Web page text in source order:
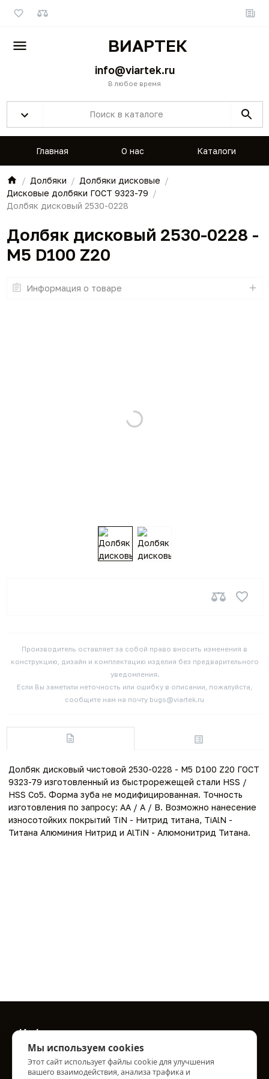
ВИАРТЕК
info@viartek.ru
В любое время
Главная О нас Каталоги
Долбяки
Долбяки дисковые
Дисковые долбяки ГОСТ 9323-79
Долбяк дисковый 2530-0228
Долбяк дисковый 2530-0228 -
M5 D100 Z20
Информация о товаре
Производитель оставляет за собой право вносить изменения в
конструкцию, дизайн и комплектацию изделия без предварительного
уведомления.
Если Вы заметили неточность или ошибку в описании, пожалуйста,
сообщите нам на почту bugs@viartek.ru
Долбяк дисковый чистовой 2530-0228 - M5 D100 Z20 ГОСТ
9323-79 изготовленный из быстрорежещей стали HSS /
HSS Co5. Форма зуба не модифицированная. Точность
изготовления по запросу: AA / A / B. Возможно нанесение
износотойких покрытий TiN - Нитрид титана, TiAlN -
Титана Алюминия Нитрид и AlTiN - Алюмонитрид Титана.
Информация
Информация о доставке
Мы используем cookies
Этот сайт использует файлы cookie для улучшения
вашего взаимодействия, анализа трафика и